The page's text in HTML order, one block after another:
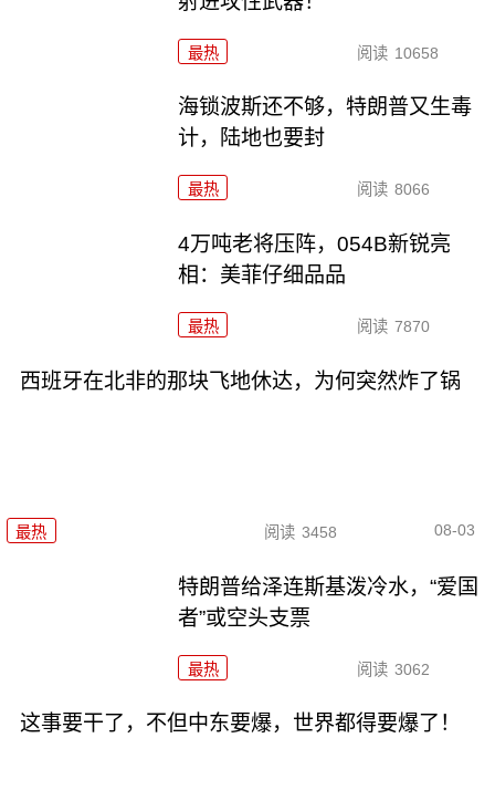
最热 阅读 10658
海锁波斯还不够，特朗普又生毒
计，陆地也要封
最热 阅读 8066
4万吨老将压阵，054B新锐亮
相：美菲仔细品品
最热 阅读 7870
西班牙在北非的那块飞地休达，为何突然炸了锅
最热 阅读 3458 08-03
特朗普给泽连斯基泼冷水，“爱国
者”或空头支票
最热 阅读 3062
这事要干了，不但中东要爆，世界都得要爆了！